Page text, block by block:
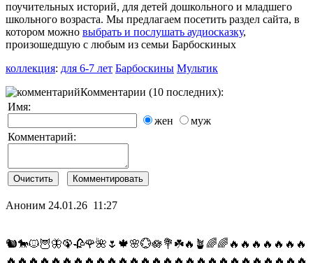
поучительных историй, для детей дошкольного и младшего
школьного возраста. Мы предлагаем посетить раздел сайта, в
котором можно выбрать и послушать аудиосказку,
произошедшую с любым из семьи Барбоскиных
коллекция: для 6-7 лет Барбоскины Мультик
Комментарии (10 последних):
Имя:
жен
муж
Комментарий:
Аноним 24.01.26 11:27
🐿️🐎🐱🦉🦋🦚🥀🌹🌺🌷🍁🌸💮🪷💐☘️🔥🪴🌈🌈🔥🔥🔥🔥🔥🔥🔥
🔥🔥🔥🔥🔥🔥🔥🔥🔥🔥🔥🔥🔥🔥🔥🔥🔥🔥🔥🔥🔥🔥🔥🔥🔥🔥🔥